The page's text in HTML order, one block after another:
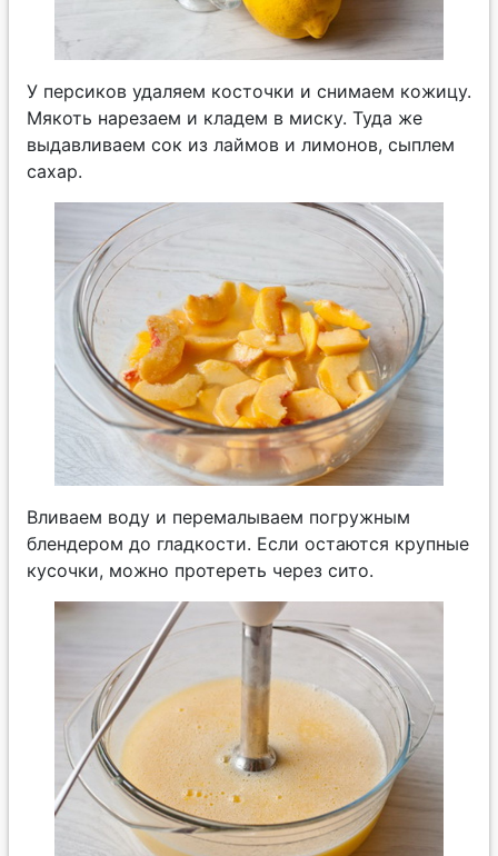
У персиков удаляем косточки и снимаем кожицу.
Мякоть нарезаем и кладем в миску. Туда же
выдавливаем сок из лаймов и лимонов, сыплем
сахар.
Вливаем воду и перемалываем погружным
блендером до гладкости. Если остаются крупные
кусочки, можно протереть через сито.